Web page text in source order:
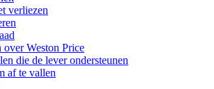
verliezen
over Weston Price
die de lever ondersteunen
af te vallen